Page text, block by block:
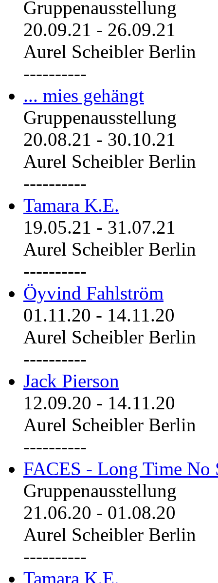
Gruppenausstellung
20.09.21 - 26.09.21
Aurel Scheibler Berlin
----------
... mies gehängt
Gruppenausstellung
20.08.21 - 30.10.21
Aurel Scheibler Berlin
----------
Tamara K.E.
19.05.21 - 31.07.21
Aurel Scheibler Berlin
----------
Öyvind Fahlström
01.11.20 - 14.11.20
Aurel Scheibler Berlin
----------
Jack Pierson
12.09.20 - 14.11.20
Aurel Scheibler Berlin
----------
FACES - Long Time No
Gruppenausstellung
21.06.20 - 01.08.20
Aurel Scheibler Berlin
----------
Tamara K.E.